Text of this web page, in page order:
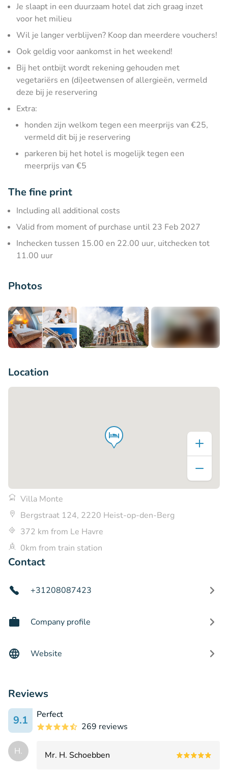
Je slaapt in een duurzaam hotel dat zich graag inzet
voor het milieu
Wil je langer verblijven? Koop dan meerdere vouchers!
Ook geldig voor aankomst in het weekend!
Bij het ontbijt wordt rekening gehouden met
vegetariërs en (di)eetwensen of allergieën, vermeld
deze bij je reservering
Extra:
honden zijn welkom tegen een meerprijs van €25,
vermeld dit bij je reservering
parkeren bij het hotel is mogelijk tegen een
meerprijs van €5
The fine print
Including all additional costs
Valid from moment of purchase until 23 Feb 2027
Inchecken tussen 15.00 en 22.00 uur, uitchecken tot
11.00 uur
Photos
Location
Villa Monte
Bergstraat 124, 2220 Heist-op-den-Berg
372 km from Le Havre
0km from train station
Contact
+31208087423
Company profile
Website
Reviews
9.1
Perfect
269 reviews
H. Mr. H. Schoebben